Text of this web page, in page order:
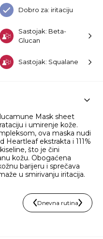
Dobro za: iritaciju
Sastojak: Beta-
Glucan
Sastojak: Squalane
Mask sheet
i umirenje kože.
ova maska nudi
Heartleaf ekstrakta i 111%
što je čini
kožu. Obogaćena
barijeru i sprečava
u smirivanju iritacija.
Dnevna rutina